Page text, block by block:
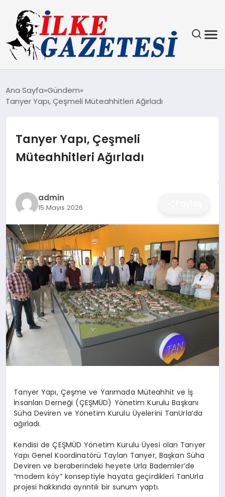
TEKNOLOJI
SPOR
SAĞLIK
EKONOMI
DÜNYA
SIYASET
EĞITIM
Ana Sayfa Gündem
Tanyer Yapı, Çeşmeli Müteahhitleri Ağırladı
Tanyer Yapı, Çeşmeli
Müteahhitleri Ağırladı
admin
15 Mayıs 2026
Tanyer Yapı, Çeşme ve Yarımada Müteahhit ve İş
İnsanları Derneği (ÇEŞMÜD) Yönetim Kurulu Başkanı
Süha Deviren ve Yönetim Kurulu Üyelerini TanUrla’da
ağırladı.
Kendisi de ÇEŞMÜD Yönetim Kurulu Üyesi olan Tanyer
Yapı Genel Koordinatörü Taylan Tanyer, Başkan Süha
Deviren ve beraberindeki heyete Urla Bademler’de
“modern köy” konseptiyle hayata geçirdikleri TanUrla
projesi hakkında ayrıntılı bir sunum yaptı.